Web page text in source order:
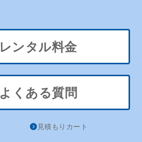
レンタル料金
よくある質問
見積もりカート